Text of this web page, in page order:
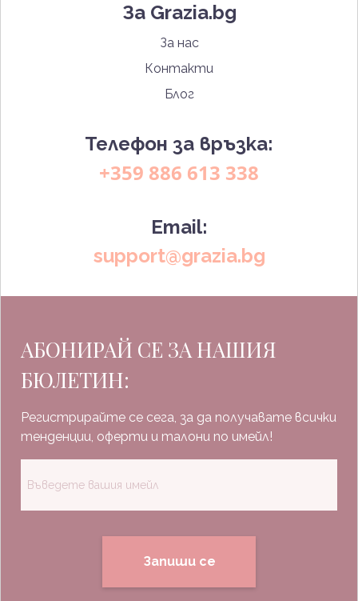
За Grazia.bg
За нас
Контакти
Блог
Телефон за връзка:
+359 886 613 338
Email:
support@grazia.bg
АБОНИРАЙ СЕ ЗА НАШИЯ
БЮЛЕТИН:
Регистрирайте се сега, за да получавате всички
тенденции, оферти и талони по имейл!
Запиши се